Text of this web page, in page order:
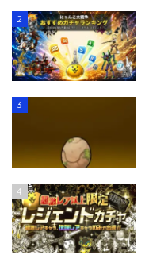
2
3
4